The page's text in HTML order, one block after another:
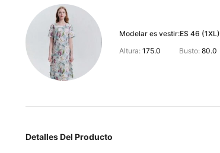
Modelar es vestir:ES 46 (1XL)
Altura: 175.0 Busto:80.0
Detalles Del Producto